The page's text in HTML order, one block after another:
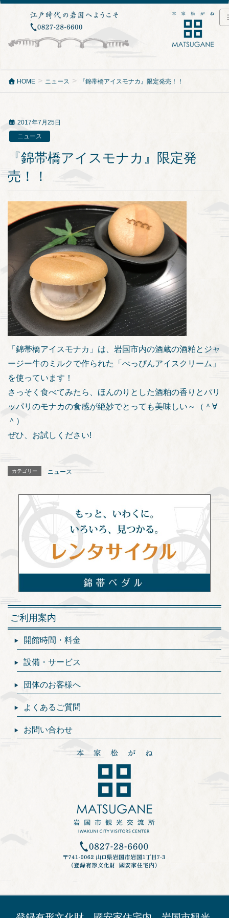
HOME ニュース 『錦帯橋アイスモナカ』限定発売！！
2017年7月25日
ニュース
『錦帯橋アイスモナカ』限定発
売！！
「錦帯橋アイスモナカ」は、岩国市内の酒蔵の酒粕とジャ
ージー牛のミルクで作られた「べっぴんアイスクリーム」
を使っています！
さっそく食べてみたら、ほんのりとした酒粕の香りとパリ
ッパリのモナカの食感が絶妙でとっても美味しい～（＾∀
＾）
ぜひ、お試しください!
カテゴリー ニュース
ご利用案内
開館時間・料金
設備・サービス
団体のお客様へ
よくあるご質問
お問い合わせ